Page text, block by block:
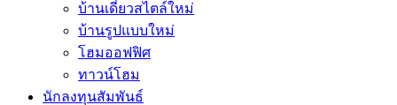
บ้านเดี่ยวสไตล์ใหม่
บ้านรูปแบบใหม่
โฮมออฟฟิศ
ทาวน์โฮม
นักลงทุนสัมพันธ์